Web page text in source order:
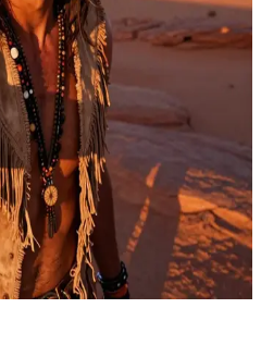
pelo vasto deserto do sudoeste,
viajante. Ele decide se vai pregar
testar a astúcia do viajante nesta